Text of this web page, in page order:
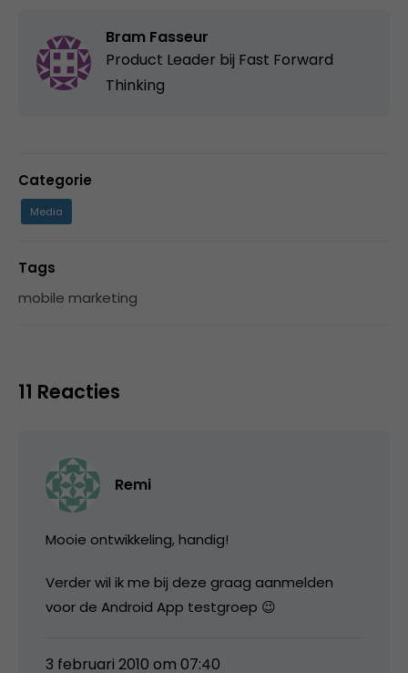
Bram Fasseur
Product Leader bij Fast Forward
Thinking
Categorie
Media
Tags
mobile marketing
11 Reacties
Remi
Mooie ontwikkeling, handig!
Verder wil ik me bij deze graag aanmelden
voor de Android App testgroep 😉
3 februari 2010 om 07:40